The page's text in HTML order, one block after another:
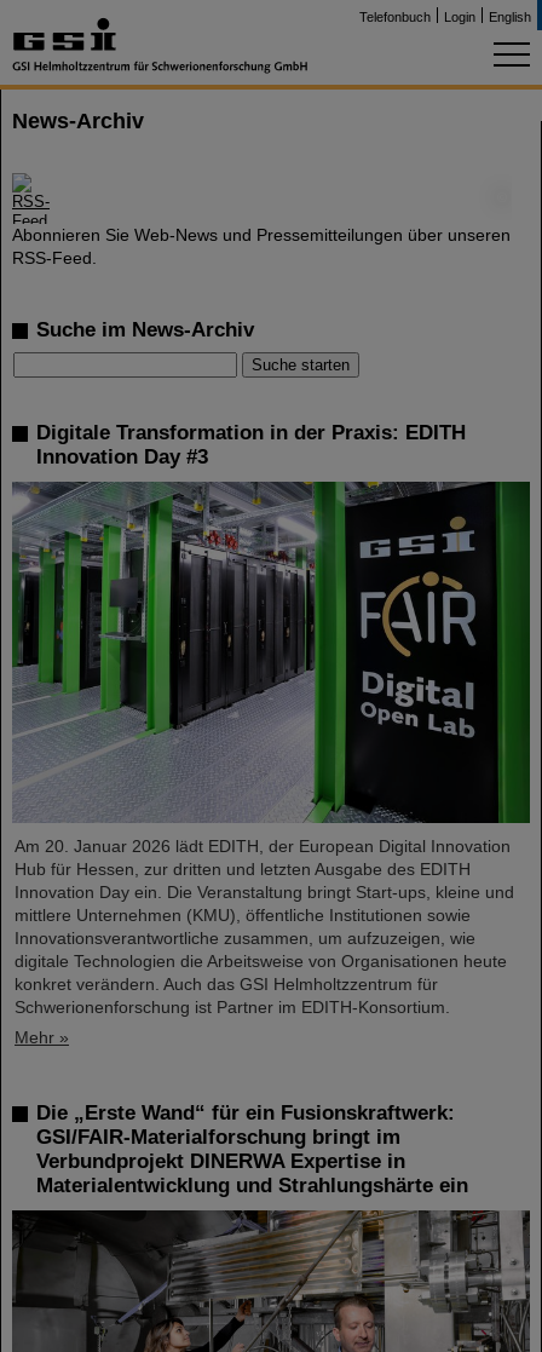
Telefonbuch Login English
News-Archiv
Abonnieren Sie Web-News und Pressemitteilungen über unseren
RSS-Feed.
Suche im News-Archiv
Digitale Transformation in der Praxis: EDITH
Innovation Day #3
Am 20. Januar 2026 lädt EDITH, der European Digital Innovation
Hub für Hessen, zur dritten und letzten Ausgabe des EDITH
Innovation Day ein. Die Veranstaltung bringt Start-ups, kleine und
mittlere Unternehmen (KMU), öffentliche Institutionen sowie
Innovationsverantwortliche zusammen, um aufzuzeigen, wie
digitale Technologien die Arbeitsweise von Organisationen heute
konkret verändern. Auch das GSI Helmholtzzentrum für
Schwerionenforschung ist Partner im EDITH-Konsortium.
Mehr »
Die „Erste Wand“ für ein Fusionskraftwerk:
GSI/FAIR-Materialforschung bringt im
Verbundprojekt DINERWA Expertise in
Materialentwicklung und Strahlungshärte ein